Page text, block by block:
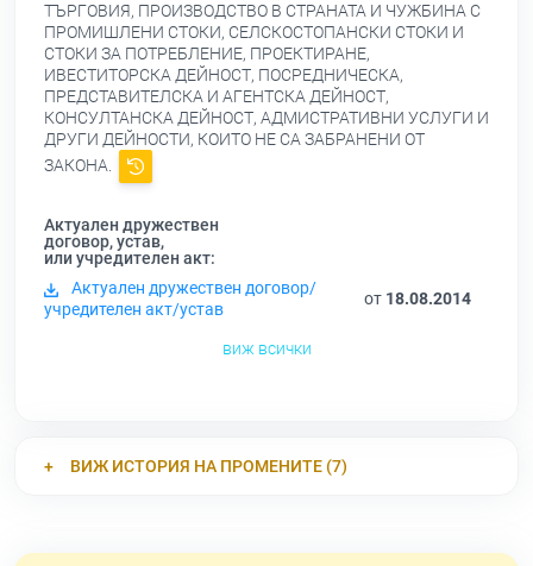
ТЪРГОВИЯ, ПРОИЗВОДСТВО В СТРАНАТА И ЧУЖБИНА С
ПРОМИШЛЕНИ СТОКИ, СЕЛСКОСТОПАНСКИ СТОКИ И
СТОКИ ЗА ПОТРЕБЛЕНИЕ, ПРОЕКТИРАНЕ,
ИВЕСТИТОРСКА ДЕЙНОСТ, ПОСРЕДНИЧЕСКА,
ПРЕДСТАВИТЕЛСКА И АГЕНТСКА ДЕЙНОСТ,
КОНСУЛТАНСКА ДЕЙНОСТ, АДМИСТРАТИВНИ УСЛУГИ И
ДРУГИ ДЕЙНОСТИ, КОИТО НЕ СА ЗАБРАНЕНИ ОТ
ЗАКОНА.
Актуален дружествен
договор, устав,
или учредителен акт:
Актуален дружествен договор/
учредителен акт/устав
от 18.08.2014
виж всички
ВИЖ ИСТОРИЯ НА ПРОМЕНИТЕ (7)